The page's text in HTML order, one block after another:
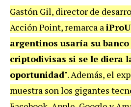
Gastón Gil, director de
Acción Point, remarca a
argentinos usaría su
criptodivisas si se le diera
oportunidad". Además, el
muestra son los gigantes